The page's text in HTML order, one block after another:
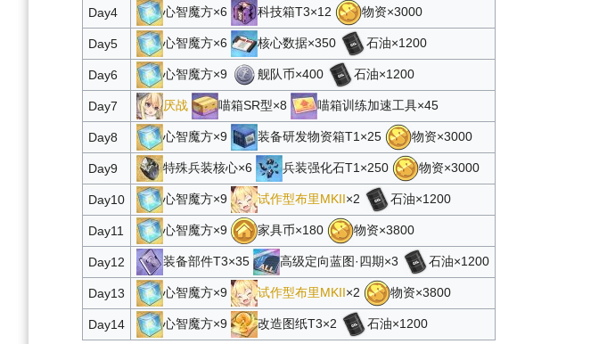
Day4 心智魔方×6 科技箱T3×12 物资×3000
Day5 心智魔方×6 核心数据×350 石油×1200
Day6 心智魔方×9 舰队币×400 石油×1200
Day7 厌战 喵箱SR型×8 喵箱训练加速工具×45
Day8 心智魔方×9 装备研发物资箱T1×25 物资×3000
Day9 特殊兵装核心×6 兵装强化石T1×250 物资×3000
Day10 心智魔方×9 试作型布里MKII×2 石油×1200
Day11 心智魔方×9 家具币×180 物资×3800
Day12 装备部件T3×35 高级定向蓝图·四期×3 石油×1200
Day13 心智魔方×9 试作型布里MKII×2 物资×3800
Day14 心智魔方×9 改造图纸T3×2 石油×1200